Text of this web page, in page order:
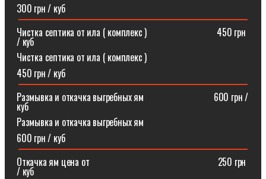
300 грн / куб
Чистка септика от ила ( комплекс )⠀⠀⠀⠀⠀⠀⠀⠀⠀⠀450 грн
/ куб
Чистка септика от ила ( комплекс )
450 грн / куб
Размывка и откачка выгребных ям⠀⠀⠀⠀⠀⠀⠀⠀⠀⠀600 грн /
куб
Размывка и откачка выгребных ям
600 грн / куб
Откачка ям цена от ⠀⠀⠀⠀⠀⠀⠀⠀⠀⠀⠀⠀⠀⠀⠀⠀⠀⠀250 грн
/ куб